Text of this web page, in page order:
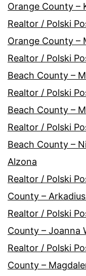
Orange County –
Realtor / Polski
Orange County –
Realtor / Polski
Beach County –
Realtor / Polski
Beach County –
Realtor / Polski
Beach County –
Alzona
Realtor / Polski
County –
Realtor / Polski
County – Joanna
Realtor / Polski
County –